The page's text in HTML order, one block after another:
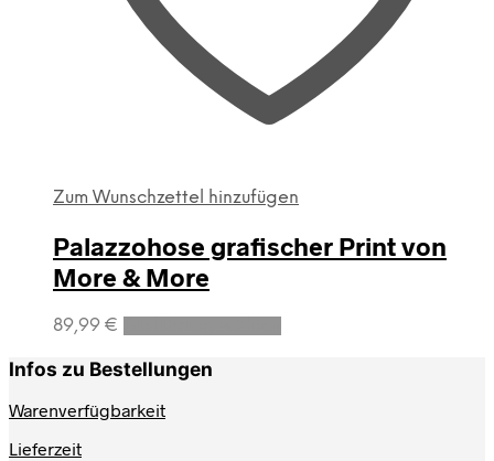
Zum Wunschzettel hinzufügen
Palazzohose grafischer Print von
More & More
89,99 €
Dieses
Infos zu Bestellungen
Warenverfügbarkeit
Lieferzeit